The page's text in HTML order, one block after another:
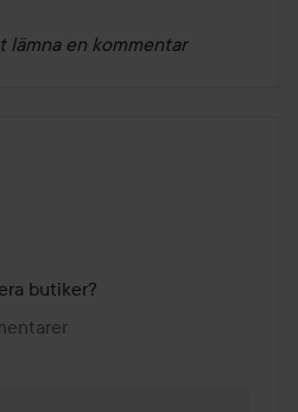
lämna en kommentar
5 år
butiker?